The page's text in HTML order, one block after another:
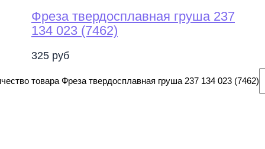
Фреза твердосплавная груша 237
134 023 (7462)
325 руб
товара Фреза твердосплавная груша 237 134 023 (7462)